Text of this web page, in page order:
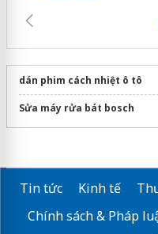
dán phim cách nhiệt ô tô
Sửa máy rửa bát bosch
Tin tức Kinh tế
Chính sách & Pháp